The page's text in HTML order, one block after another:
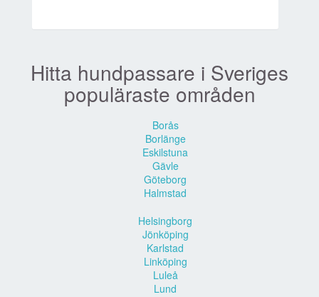
Hitta hundpassare i Sveriges
populäraste områden
Borås
Borlänge
Eskilstuna
Gävle
Göteborg
Halmstad
Helsingborg
Jönköping
Karlstad
Linköping
Luleå
Lund